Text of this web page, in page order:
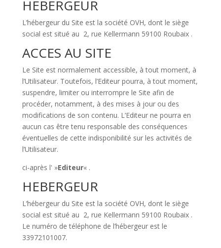
HEBERGEUR
L’hébergeur du Site est la société OVH, dont le siège
social est situé au 2, rue Kellermann 59100 Roubaix .
ACCES AU SITE
Le Site est normalement accessible, à tout moment, à
l’Utilisateur. Toutefois, l’Editeur pourra, à tout moment,
suspendre, limiter ou interrompre le Site afin de
procéder, notamment, à des mises à jour ou des
modifications de son contenu. L’Editeur ne pourra en
aucun cas être tenu responsable des conséquences
éventuelles de cette indisponibilité sur les activités de
l’Utilisateur.
ci-après l' »Editeur« .
HEBERGEUR
L’hébergeur du Site est la société OVH, dont le siège
social est situé au 2, rue Kellermann 59100 Roubaix .
Le numéro de téléphone de l’hébergeur est le
33972101007.